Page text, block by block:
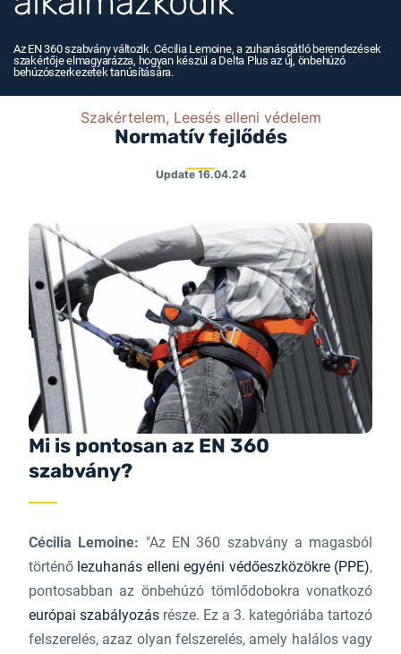
Az EN 360 szabvány változik. Cécilia Lemoine, a zuhanásgátló berendezések
szakértője elmagyarázza, hogyan készül a Delta Plus az új, önbehúzó
behúzószerkezetek tanúsítására.
Szakértelem, Leesés elleni védelem
Normatív fejlődés
Update 16.04.24
Mi is pontosan az EN 360
szabvány?
Cécilia Lemoine: "Az EN 360 szabvány a magasból
történő lezuhanás elleni egyéni védőeszközökre (PPE),
pontosabban az önbehúzó tömlődobokra vonatkozó
európai szabályozásrésze. Ez a 3. kategóriába tartozó
felszerelés, azaz olyan felszerelés, amely halálos vagy